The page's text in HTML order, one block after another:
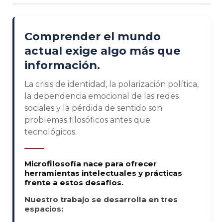
Comprender el mundo
actual exige algo más que
información.
La crisis de identidad, la polarización política,
la dependencia emocional de las redes
sociales y la pérdida de sentido son
problemas filosóficos antes que
tecnológicos.
Microfilosofía nace para ofrecer
herramientas intelectuales y prácticas
frente a estos desafíos.
Nuestro trabajo se desarrolla en tres
espacios: